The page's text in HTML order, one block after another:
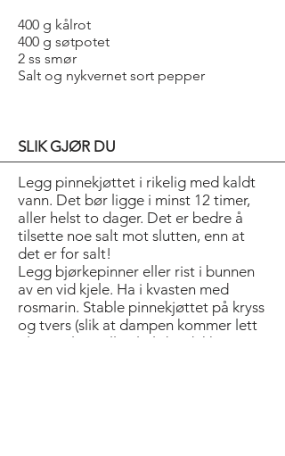
400 g kålrot
400 g søtpotet
2 ss smør
Salt og nykvernet sort pepper
SLIK GJØR DU
Legg pinnekjøttet i rikelig med kaldt
vann. Det bør ligge i minst 12 timer,
aller helst to dager. Det er bedre å
tilsette noe salt mot slutten, enn at
det er for salt!
Legg bjørkepinner eller rist i bunnen
av en vid kjele. Ha i kvasten med
rosmarin. Stable pinnekjøttet på kryss
og tvers (slik at dampen kommer lett
til overalt). Hell i øl til det dekker